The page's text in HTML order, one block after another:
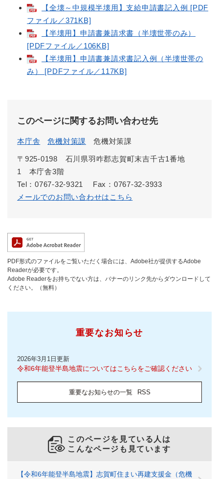
【全壊～中規模半壊用】支給申請書記入例 [PDF
ファイル／371KB]
【半壊用】申請書兼請求書（半壊世帯のみ）
[PDFファイル／106KB]
【半壊用】申請書兼請求書記入例（半壊世帯の
み） [PDFファイル／117KB]
このページに関するお問い合わせ先
本庁舎 危機対策課 危機対策課
〒925-0198 石川県羽咋郡志賀町末吉千古1番地
1 本庁舎3階
Tel：0767-32-9321
Fax：0767-32-3933
メールでのお問い合わせはこちら
PDF形式のファイルをご覧いただく場合には、Adobe社が提供するAdobe
Readerが必要です。
Adobe Readerをお持ちでない方は、バナーのリンク先からダウンロードして
ください。（無料）
重要なお知らせ
2026年3月1日更新
令和6年能登半島地震についてはこちらをご確認ください
重要なお知らせの一覧 RSS
このページを見ている人は
こんなページも見ています
【令和6年能登半島地震】志賀町住まい再建支援金（危機